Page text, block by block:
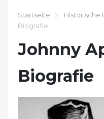
Startseite Historische
Biografie
Johnny
Biografie